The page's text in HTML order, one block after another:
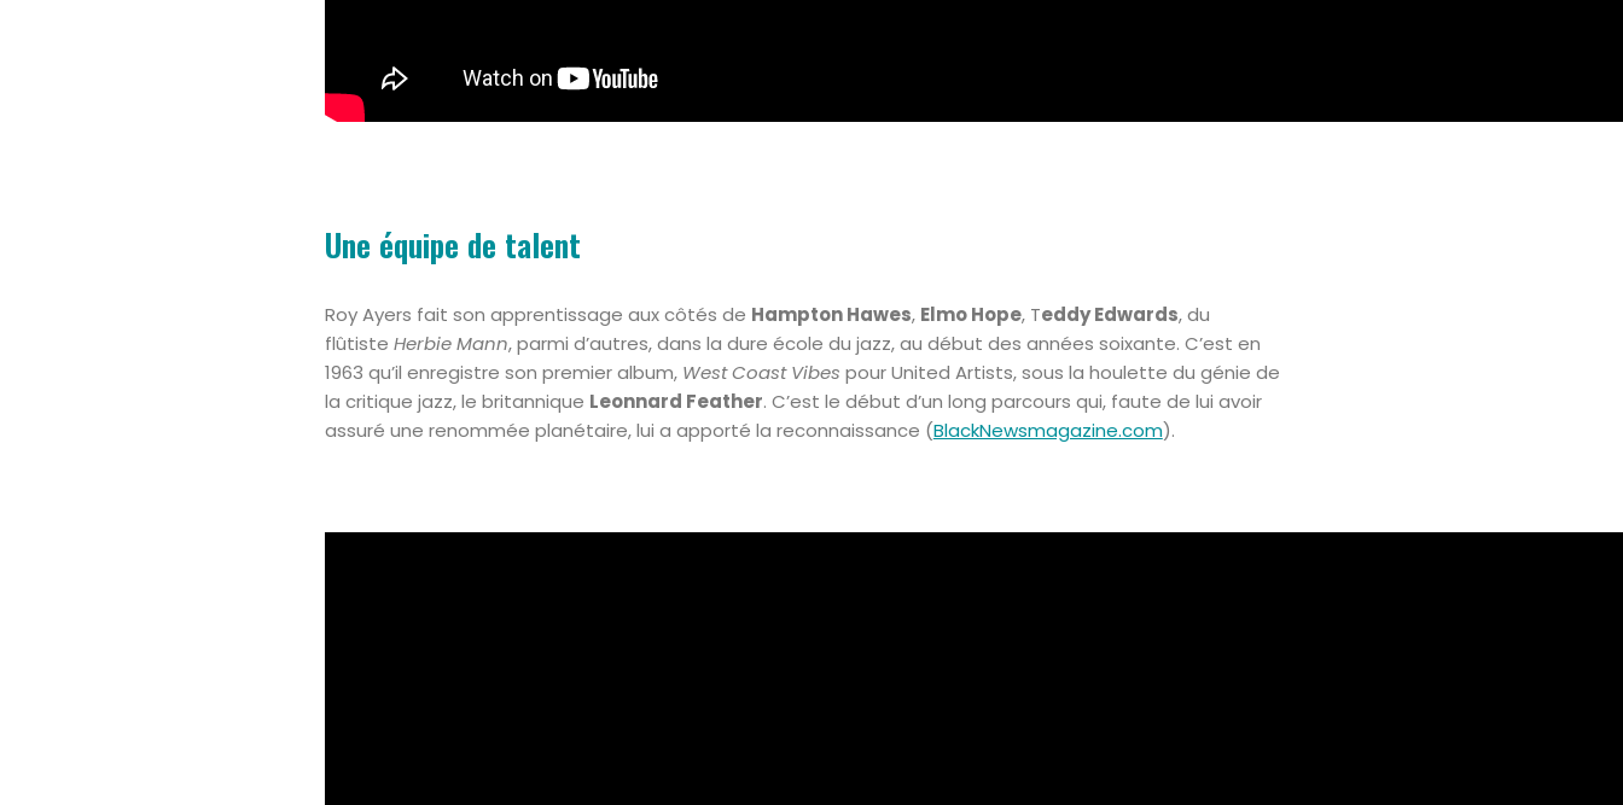
Une équipe de talent
Roy Ayers fait son apprentissage aux côtés de Hampton Hawes, Elmo Hope, Teddy Edwards, du
flûtiste Herbie Mann, parmi d’autres, dans la dure école du jazz, au début des années soixante. C’est en
1963 qu’il enregistre son premier album, West Coast Vibes pour United Artists, sous la houlette du génie de
la critique jazz, le britannique Leonnard Feather. C’est le début d’un long parcours qui, faute de lui avoir
assuré une renommée planétaire, lui a apporté la reconnaissance (BlackNewsmagazine.com).